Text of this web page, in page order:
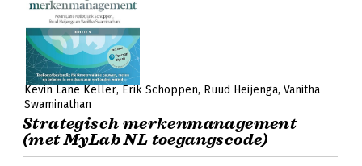
Kevin Lane Keller Erik Schoppen Ruud Heijenga Vanitha
Swaminathan
Strategisch merkenmanagement
(met MyLab NL toegangscode)